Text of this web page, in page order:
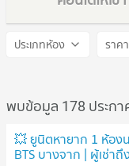
IDEO Sukhumvit
ประเภทห้อง ราคา
พบข้อมูล 178 ประกา
💥 ยูนิตหายาก 1 ห้อง
BTS บางจาก | ผู้เช่า